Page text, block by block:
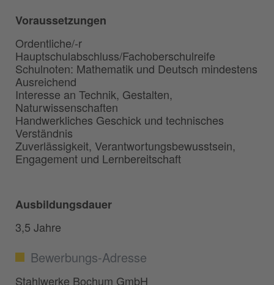
Voraussetzungen
Ordentliche/-r
Hauptschulabschluss/Fachoberschulreife
Schulnoten: Mathematik und Deutsch mindestens
Ausreichend
Interesse an Technik, Gestalten,
Naturwissenschaften
Handwerkliches Geschick und technisches
Verständnis
Zuverlässigkeit, Verantwortungsbewusstsein,
Engagement und Lernbereitschaft
Ausbildungsdauer
3,5 Jahre
Bewerbungs-Adresse
Stahlwerke Bochum GmbH